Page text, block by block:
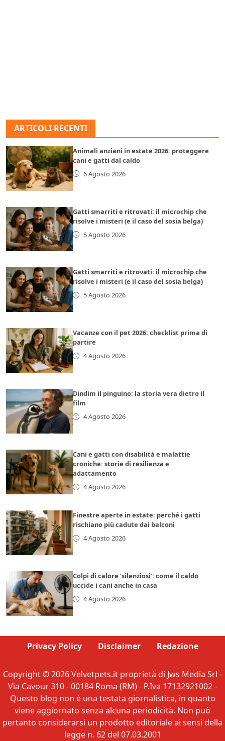
ARTICOLI RECENTI
Animali anziani in estate 2026: proteggere
cani e gatti dal caldo
6 Agosto 2026
Gatti smarriti e ritrovati: il microchip che
risolve i misteri (e il caso del sosia belga)
5 Agosto 2026
Gatti smarriti e ritrovati: il microchip che
risolve i misteri (e il caso del sosia belga)
5 Agosto 2026
Vacanze con il pet 2026: checklist prima di
partire
4 Agosto 2026
Dindim il pinguino: la storia vera dietro il
film
4 Agosto 2026
Cani e gatti con disabilità e malattie
croniche: storie di resilienza e
adattamento
4 Agosto 2026
Finestre aperte in estate: perché i gatti
rischiano più cadute dai balconi
4 Agosto 2026
Colpi di calore ‘silenziosi’: come il caldo
uccide i cani anche in casa
4 Agosto 2026
Privacy Policy Disclaimer Redazione
Copyright © 2026 Velvetpets.it proprietà di Jws Media Srl -
Via Cavour 310 - 00184 Roma (RM) - P.Iva 17132921002 -
Questo blog non è una testata giornalistica, in quanto
viene aggiornato senza alcuna periodicità. Non può
pertanto considerarsi un prodotto editoriale ai sensi della
legge n. 62 del 07.03.2001